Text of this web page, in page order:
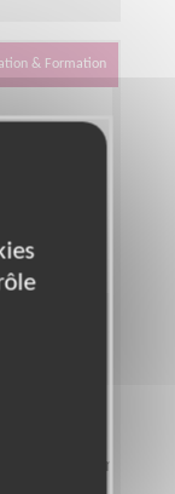
& Formation
des
du Var